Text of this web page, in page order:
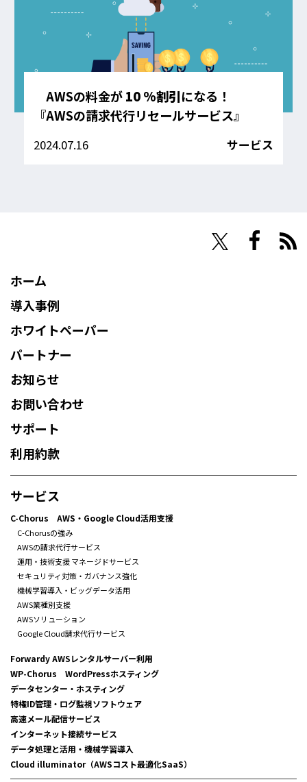
AWSの料金が10 %割引になる！
『AWSの請求代行リセールサービス』
2024.07.16 サービス
ホーム
導入事例
ホワイトペーパー
パートナー
お知らせ
お問い合わせ
サポート
利用約款
サービス
C-Chorus AWS・Google Cloud活用支援
C-Chorusの強み
AWSの請求代行サービス
運用・技術支援 マネージドサービス
セキュリティ対策・ガバナンス強化
機械学習導入・ビッグデータ活用
AWS業種別支援
AWSソリューション
Google Cloud請求代行サービス
Forwardy AWSレンタルサーバー利用
WP-Chorus WordPressホスティング
データセンター・ホスティング
特権ID管理・ログ監視ソフトウェア
高速メール配信サービス
インターネット接続サービス
データ処理と活用・機械学習導入
Cloud illuminator（AWSコスト最適化SaaS）